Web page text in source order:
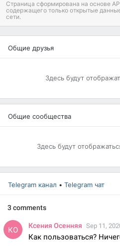
Страница сформирована на основе
содержащего только открытые
сети.
Общие друзья
Здесь будут
Общие сообщества
Здесь будут
Telegram канал • Telegram чат